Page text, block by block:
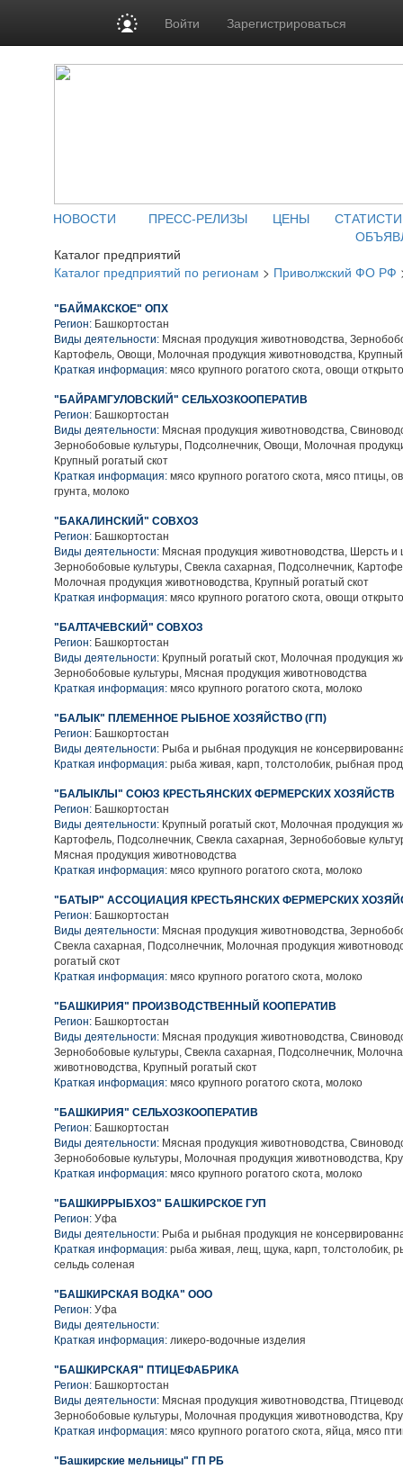
Войти Зарегистрироваться
НОВОСТИ ПРЕСС-РЕЛИЗЫ ЦЕНЫ
Каталог предприятий
Каталог предприятий по регионам > Приволжский ФО РФ
"БАЙМАКСКОЕ" ОПХ
Регион: Башкортостан
Виды деятельности: Мясная продукция животноводства,
Картофель, Овощи, Молочная продукция животноводства, Крупный
Краткая информация: мясо крупного рогатого скота, овощи
"БАЙРАМГУЛОВСКИЙ" СЕЛЬХОЗКООПЕРАТИВ
Регион: Башкортостан
Виды деятельности: Мясная продукция животноводства,
Зернобобовые культуры, Подсолнечник, Овощи, Молочная
Крупный рогатый скот
Краткая информация: мясо крупного рогатого скота, мясо птицы,
грунта, молоко
"БАКАЛИНСКИЙ" СОВХОЗ
Регион: Башкортостан
Виды деятельности: Мясная продукция животноводства, Шерсть и
Зернобобовые культуры, Свекла сахарная, Подсолнечник,
Молочная продукция животноводства, Крупный рогатый скот
Краткая информация: мясо крупного рогатого скота, овощи
"БАЛТАЧЕВСКИЙ" СОВХОЗ
Регион: Башкортостан
Виды деятельности: Крупный рогатый скот, Молочная продукция
Зернобобовые культуры, Мясная продукция животноводства
Краткая информация: мясо крупного рогатого скота, молоко
"БАЛЫК" ПЛЕМЕННОЕ РЫБНОЕ ХОЗЯЙСТВО (ГП)
Регион: Башкортостан
Виды деятельности: Рыба и рыбная продукция не
Краткая информация: рыба живая, карп, толстолобик, рыбная
"БАЛЫКЛЫ" СОЮЗ КРЕСТЬЯНСКИХ ФЕРМЕРСКИХ ХОЗЯЙСТВ
Регион: Башкортостан
Виды деятельности: Крупный рогатый скот, Молочная продукция
Картофель, Подсолнечник, Свекла сахарная, Зернобобовые
Мясная продукция животноводства
Краткая информация: мясо крупного рогатого скота, молоко
"БАТЫР" АССОЦИАЦИЯ КРЕСТЬЯНСКИХ ФЕРМЕРСКИХ
Регион: Башкортостан
Виды деятельности: Мясная продукция животноводства,
Свекла сахарная, Подсолнечник, Молочная продукция
рогатый скот
Краткая информация: мясо крупного рогатого скота, молоко
"БАШКИРИЯ" ПРОИЗВОДСТВЕННЫЙ КООПЕРАТИВ
Регион: Башкортостан
Виды деятельности: Мясная продукция животноводства,
Зернобобовые культуры, Свекла сахарная, Подсолнечник,
животноводства, Крупный рогатый скот
Краткая информация: мясо крупного рогатого скота, молоко
"БАШКИРИЯ" СЕЛЬХОЗКООПЕРАТИВ
Регион: Башкортостан
Виды деятельности: Мясная продукция животноводства,
Зернобобовые культуры, Молочная продукция животноводства,
Краткая информация: мясо крупного рогатого скота, молоко
"БАШКИРРЫБХОЗ" БАШКИРСКОЕ ГУП
Регион: Уфа
Виды деятельности: Рыба и рыбная продукция не
Краткая информация: рыба живая, лещ, щука, карп, толстолобик,
сельдь соленая
"БАШКИРСКАЯ ВОДКА" ООО
Регион: Уфа
Виды деятельности:
Краткая информация: ликеро-водочные изделия
"БАШКИРСКАЯ" ПТИЦЕФАБРИКА
Регион: Башкортостан
Виды деятельности: Мясная продукция животноводства,
Зернобобовые культуры, Молочная продукция животноводства,
Краткая информация: мясо крупного рогатого скота, яйца, мясо
"Башкирские мельницы" ГП РБ